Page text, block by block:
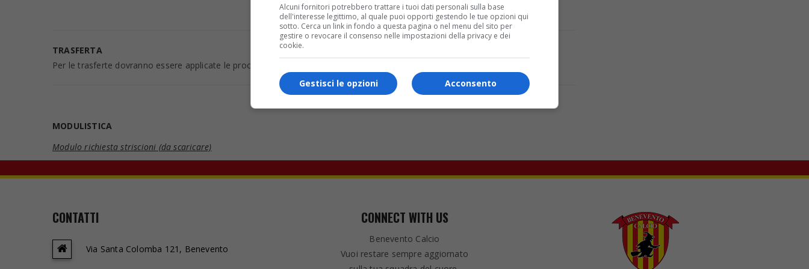
TRASFERTA
Per le trasferte dovranno essere applicate le procedure indicate dalla Società ospitante.
MODULISTICA
Modulo richiesta striscioni (da scaricare)
CONTATTI
Via Santa Colomba 121, Benevento
CONNECT WITH US
Benevento Calcio
Vuoi restare sempre aggiornato
Alcuni fornitori potrebbero trattare i tuoi dati personali sulla base
dell'interesse legittimo, al quale puoi opporti gestendo le tue opzioni qui
sotto. Cerca un link in fondo a questa pagina o nel menu del sito per
gestire o revocare il consenso nelle impostazioni della privacy e dei
cookie.
Acconsento
Gestisci le opzioni